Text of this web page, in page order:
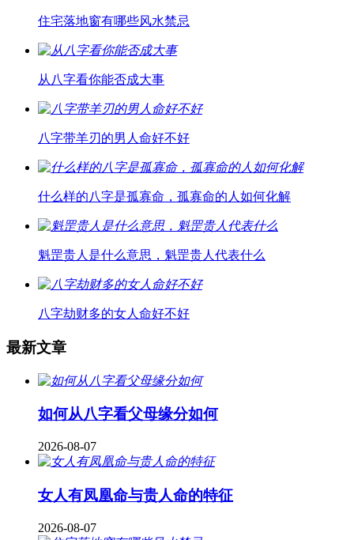
住宅落地窗有哪些风水禁忌
从八字看你能否成大事
八字带羊刃的男人命好不好
什么样的八字是孤寡命，孤寡命的人如何化解
魁罡贵人是什么意思，魁罡贵人代表什么
八字劫财多的女人命好不好
最新文章
如何从八字看父母缘分如何
2026-08-07
女人有凤凰命与贵人命的特征
2026-08-07